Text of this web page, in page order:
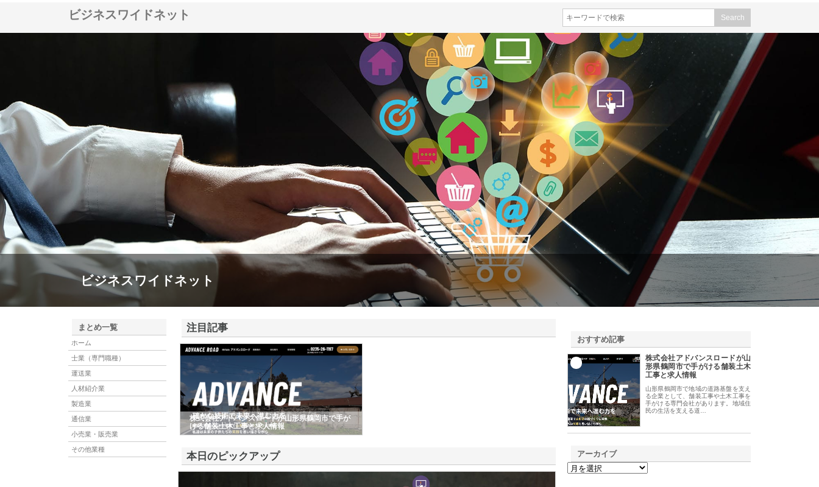
ビジネスワイドネット
ビジネスワイドネット
まとめ一覧
ホーム
士業（専門職種）
運送業
人材紹介業
製造業
通信業
小売業・販売業
その他業種
注目記事
株式会社アドバンスロードが山形県鶴岡市で手が
ける舗装土木工事と求人情報
本日のピックアップ
おすすめ記事
株式会社アドバンスロードが山
形県鶴岡市で手がける舗装土木
工事と求人情報
山形県鶴岡市で地域の道路基盤を支え
る企業として、舗装工事や土木工事を
手がける専門会社があります。地域住
民の生活を支える道…
アーカイブ